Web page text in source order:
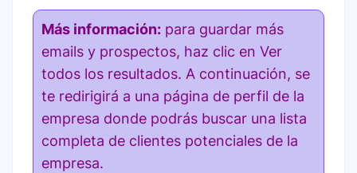
Más información: para guardar más
emails y prospectos, haz clic en Ver
todos los resultados. A continuación, se
te redirigirá a una página de perfil de la
empresa donde podrás buscar una lista
completa de clientes potenciales de la
empresa.